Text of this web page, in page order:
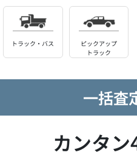
トラック・バス
ピックアップ
トラック
一括査
カンタ